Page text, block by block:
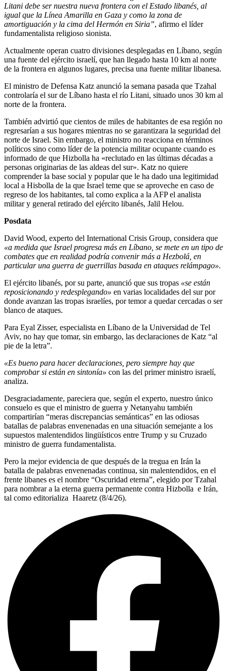
Litani debe ser nuestra nueva frontera con el Estado libanés, al
igual que la Línea Amarilla en Gaza y como la zona de
amortiguación y la cima del Hermón en Siria”, afirmo el líder
fundamentalista religioso sionista.
Actualmente operan cuatro divisiones desplegadas en Líbano, según
una fuente del ejército israelí, que han llegado hasta 10 km al norte
de la frontera en algunos lugares, precisa una fuente militar libanesa.
El ministro de Defensa Katz anunció la semana pasada que Tzahal
controlaría el sur de Líbano hasta el río Litani, situado unos 30 km al
norte de la frontera.
También advirtió que cientos de miles de habitantes de esa región no
regresarían a sus hogares mientras no se garantizara la seguridad del
norte de Israel. Sin embargo, el ministro no reacciona en términos
políticos sino como líder de la potencia militar ocupante cuando es
informado de que Hizbolla ha «reclutado en las últimas décadas a
personas originarias de las aldeas del sur». Katz no quiere
comprender la base social y popular que le ha dado una legitimidad
local a Hisbolla de la que Israel teme que se aproveche en caso de
regreso de los habitantes, tal como explica a la AFP el analista
militar y general retirado del ejército libanés, Jalil Helou.
Posdata
David Wood, experto del International Crisis Group, considera que
«a medida que Israel progresa más en Líbano, se mete en un tipo de
combates que en realidad podría convenir más a Hezbolá, en
particular una guerra de guerrillas basada en ataques relámpago».
El ejército libanés, por su parte, anunció que sus tropas «se están
reposicionando y redesplegando» en varias localidades del sur por
donde avanzan las tropas israelíes, por temor a quedar cercadas o ser
blanco de ataques.
Para Eyal Zisser, especialista en Líbano de la Universidad de Tel
Aviv, no hay que tomar, sin embargo, las declaraciones de Katz “al
pie de la letra”.
«Es bueno para hacer declaraciones, pero siempre hay que
comprobar si están en sintonía» con las del primer ministro israelí,
analiza.
Desgraciadamente, pareciera que, según el experto, nuestro único
consuelo es que el ministro de guerra y Netanyahu también
compartirían “meras discrepancias semánticas” en las odiosas
batallas de palabras envenenadas en una situación semejante a los
supuestos malentendidos lingüísticos entre Trump y su Cruzado
ministro de guerra fundamentalista.
Pero la mejor evidencia de que después de la tregua en Irán la
batalla de palabras envenenadas continua, sin malentendidos, en el
frente libanes es el nombre “Oscuridad eterna”, elegido por Tzahal
para nombrar a la eterna guerra permanente contra Hizbolla e Irán,
tal como editorializa Haaretz (8/4/26).